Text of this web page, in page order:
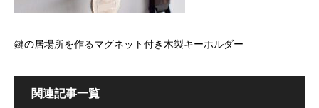
鍵の居場所を作るマグネット付き木製キーホルダー
関連記事一覧